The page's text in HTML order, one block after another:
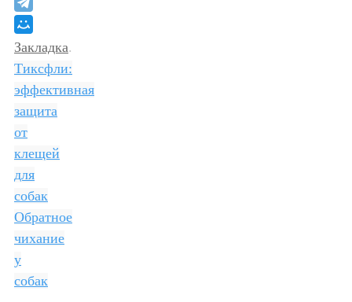
Закладка.
Тиксфли:
эффективная
защита
от
клещей
для
собак
Обратное
чихание
у
собак